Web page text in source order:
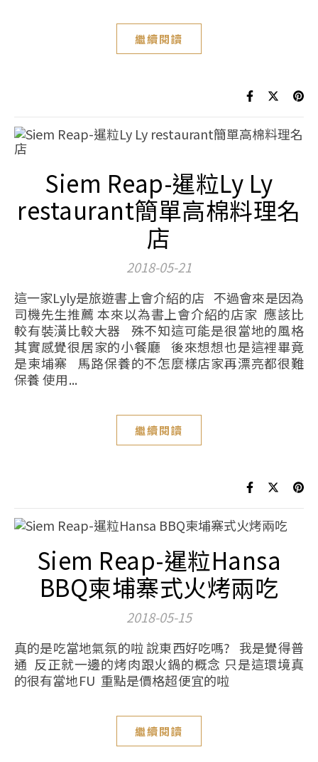
繼續閱讀
Siem Reap-暹粒Ly Ly
restaurant簡單高棉料理名
店
2018-05-21
這一家Lyly是旅遊書上會介紹的店 不過會來是因為
司機先生推薦 本來以為書上會介紹的店家 應該比
較有裝潢比較大器 殊不知這可能是很當地的風格
其實感覺很居家的小餐廳 後來想想也是這裡畢竟
是柬埔寨 馬路保養的不怎麼樣店家再漂亮都很難
保養 使用...
繼續閱讀
Siem Reap-暹粒Hansa
BBQ柬埔寨式火烤兩吃
2018-05-15
真的是吃當地氣氛的啦 說東西好吃嗎? 我是覺得普
通 反正就一邊的烤肉跟火鍋的概念 只是這環境真
的很有當地FU 重點是價格超便宜的啦
繼續閱讀